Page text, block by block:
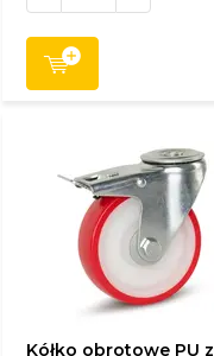
Kółko obrotowe PU z